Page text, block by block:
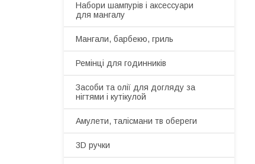
Набори шампурів і аксессуари
для мангалу
Мангали, барбекю, гриль
Ремінці для годинників
Засоби та олії для догляду за
нігтями і кутікулой
Амулети, талісмани тв обереги
3D ручки